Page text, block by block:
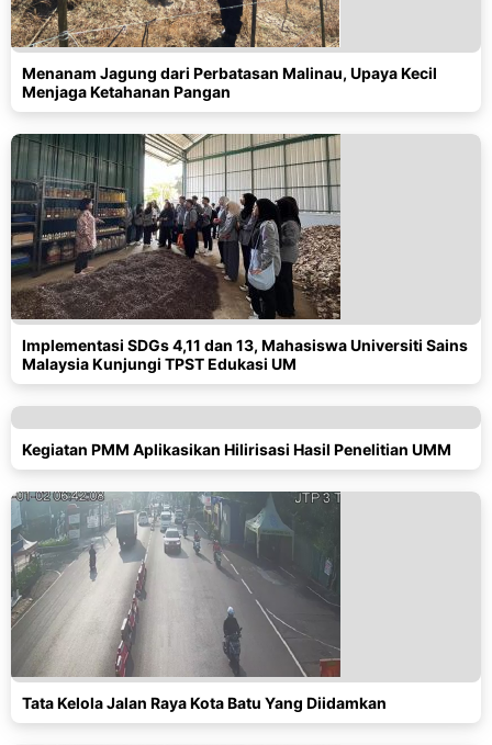
Menanam Jagung dari Perbatasan Malinau, Upaya Kecil
Menjaga Ketahanan Pangan
Implementasi SDGs 4,11 dan 13, Mahasiswa Universiti Sains
Malaysia Kunjungi TPST Edukasi UM
Kegiatan PMM Aplikasikan Hilirisasi Hasil Penelitian UMM
Tata Kelola Jalan Raya Kota Batu Yang Diidamkan